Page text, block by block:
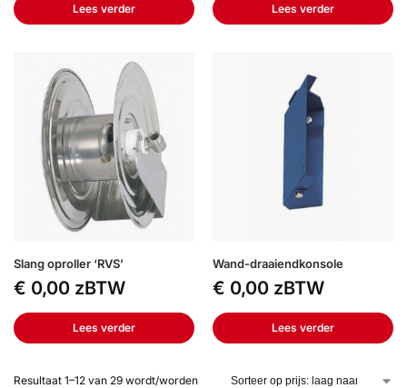
Lees verder Lees verder
Slang oproller ‘RVS’
€ 0,00 zBTW
Lees verder
Wand-draaiendkonsole
€ 0,00 zBTW
Lees verder
Resultaat 1–12 van 29 wordt/worden